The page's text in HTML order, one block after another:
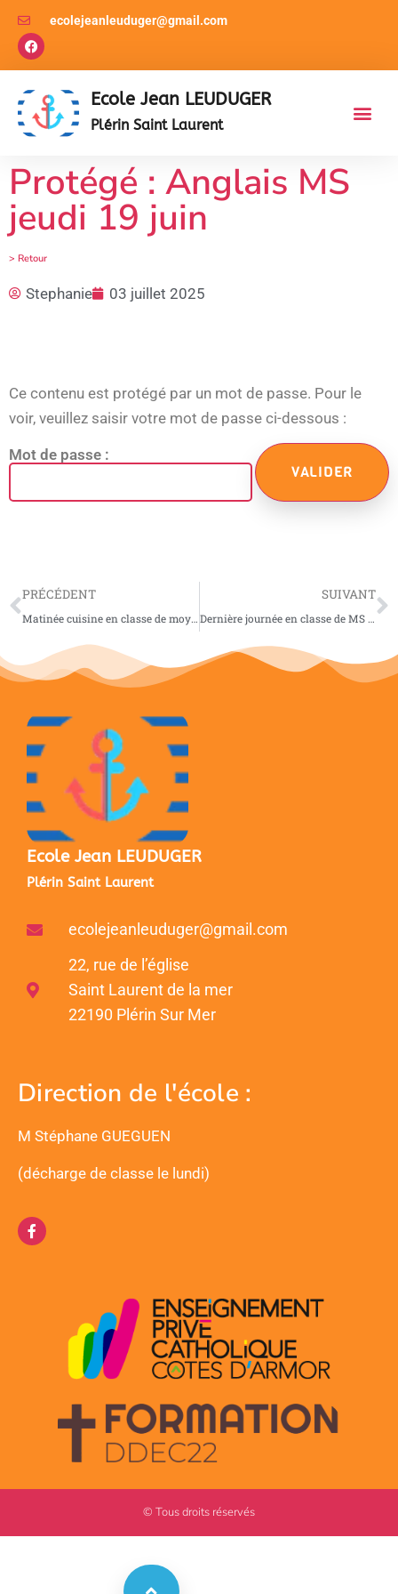
ecolejeanleuduger@gmail.com
Ecole Jean LEUDUGER
Plérin Saint Laurent
Protégé : Anglais MS
jeudi 19 juin
> Retour
Stephanie 03 juillet 2025
Ce contenu est protégé par un mot de passe. Pour le
voir, veuillez saisir votre mot de passe ci-dessous :
Mot de passe :
PRÉCÉDENT
Matinée cuisine en classe de moyenne et grande sections pour fêter les anniversaires de l’été !
SUIVANT
Dernière journée en classe de MS GS
Ecole Jean LEUDUGER
Plérin Saint Laurent
ecolejeanleuduger@gmail.com
22, rue de l’église
Saint Laurent de la mer
22190 Plérin Sur Mer
Direction de l'école :
M Stéphane GUEGUEN
(décharge de classe le lundi)
© Tous droits réservés